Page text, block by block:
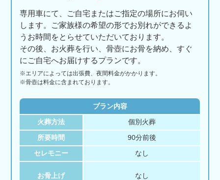
専用車にて、ご自宅またはご指定の場所にお伺い
します。ご家族様の希望の形でお別れができるよ
うお時間をとらせていただいております。
その後、お火葬を行い、骨壺にお骨を納め、すぐ
にご自宅へお届けするプランです。
※エリアによっては出張費、夜間料金がかかります。
※骨壺は料金に含まれております。
プラン内容
火葬方法 個別火葬
所要時間 90分前後
セレモニー なし
お骨上げ なし